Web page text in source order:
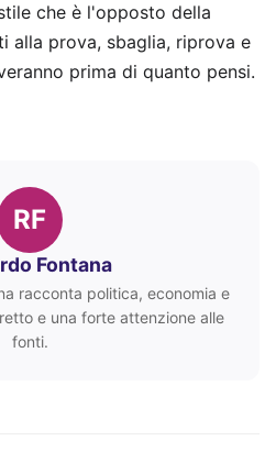
che è l'opposto della
alla prova, sbaglia, riprova e
prima di quanto pensi.
RF
Fontana
racconta politica, economia e
e una forte attenzione alle
fonti.